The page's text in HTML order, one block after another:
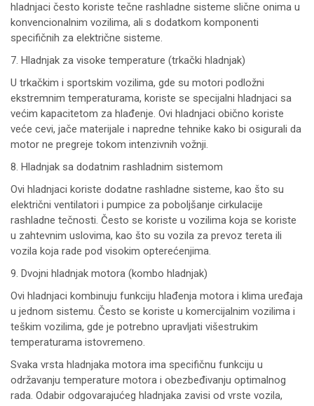
hladnjaci često koriste tečne rashladne sisteme slične onima u
konvencionalnim vozilima, ali s dodatkom komponenti
specifičnih za električne sisteme.
7. Hladnjak za visoke temperature (trkački hladnjak)
U trkačkim i sportskim vozilima, gde su motori podložni
ekstremnim temperaturama, koriste se specijalni hladnjaci sa
većim kapacitetom za hlađenje. Ovi hladnjaci obično koriste
veće cevi, jače materijale i napredne tehnike kako bi osigurali da
motor ne pregreje tokom intenzivnih vožnji.
8. Hladnjak sa dodatnim rashladnim sistemom
Ovi hladnjaci koriste dodatne rashladne sisteme, kao što su
električni ventilatori i pumpice za poboljšanje cirkulacije
rashladne tečnosti. Često se koriste u vozilima koja se koriste
u zahtevnim uslovima, kao što su vozila za prevoz tereta ili
vozila koja rade pod visokim opterećenjima.
9. Dvojni hladnjak motora (kombo hladnjak)
Ovi hladnjaci kombinuju funkciju hlađenja motora i klima uređaja
u jednom sistemu. Često se koriste u komercijalnim vozilima i
teškim vozilima, gde je potrebno upravljati višestrukim
temperaturama istovremeno.
Svaka vrsta hladnjaka motora ima specifičnu funkciju u
održavanju temperature motora i obezbeđivanju optimalnog
rada. Odabir odgovarajućeg hladnjaka zavisi od vrste vozila,